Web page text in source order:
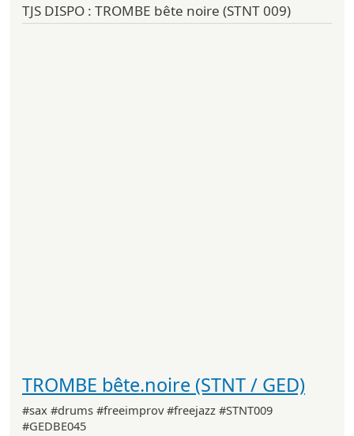
TJS DISPO : TROMBE bête noire (STNT 009)
TROMBE bête.noire (STNT / GED)
#sax #drums #freeimprov #freejazz #STNT009
#GEDBE045